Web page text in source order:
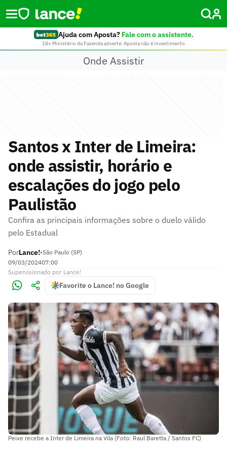
Ajuda com Aposta? Fale com o assistente.
18+ Ministério da Fazenda adverte: Aposta não é investimento
Onde Assistir
Santos x Inter de Limeira:
onde assistir, horário e
escalações do jogo pelo
Paulistão
Confira as principais informações sobre o duelo válido
pelo Estadual
PorLance!•São Paulo (SP)
09/03/202407:00
Supervisionado por Lance!
Favorite o Lance! no Google
Peixe recebe a Inter de Limeira na Vila (Foto: Raul Baretta / Santos FC)